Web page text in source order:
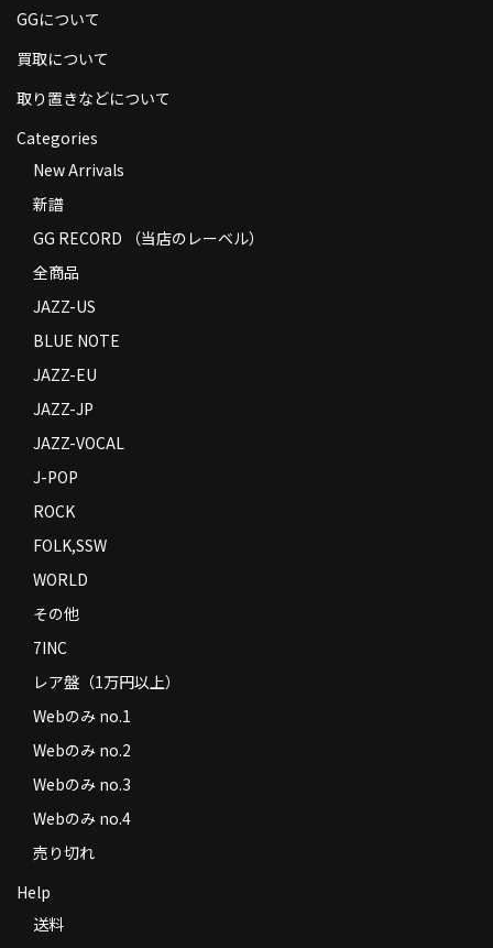
お支払い方法
Privacy Policy
特定商取引法に基づく表示
GGについて
買取について
取り置きなどについて
Categories
New Arrivals
新譜
GG RECORD （当店のレーベル）
全商品
JAZZ-US
BLUE NOTE
JAZZ-EU
JAZZ-JP
JAZZ-VOCAL
J-POP
ROCK
FOLK,SSW
WORLD
その他
7INC
レア盤（1万円以上）
Webのみ no.1
Webのみ no.2
Webのみ no.3
Webのみ no.4
売り切れ
Help
送料